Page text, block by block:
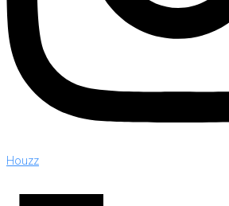
Houzz